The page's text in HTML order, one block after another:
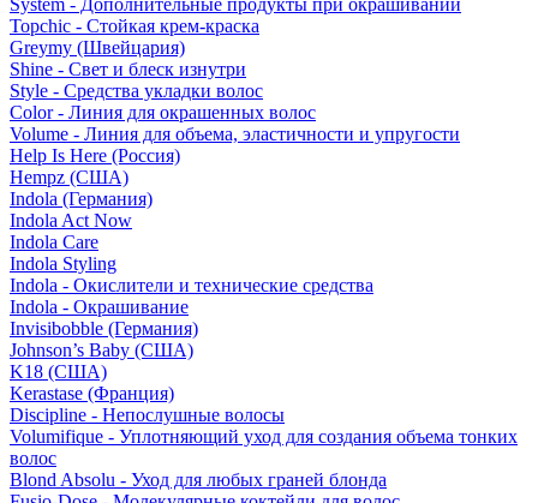
System - Дополнительные продукты при окрашивании
Topchic - Стойкая крем-краска
Greymy (Швейцария)
Shine - Свет и блеск изнутри
Style - Средства укладки волос
Color - Линия для окрашенных волос
Volume - Линия для объема, эластичности и упругости
Help Is Here (Россия)
Hempz (США)
Indola (Германия)
Indola Act Now
Indola Care
Indola Styling
Indola - Окислители и технические средства
Indola - Окрашивание
Invisibobble (Германия)
Johnson’s Baby (США)
K18 (США)
Kerastase (Франция)
Discipline - Непослушные волосы
Volumifique - Уплотняющий уход для создания объема тонких
волос
Blond Absolu - Уход для любых граней блонда